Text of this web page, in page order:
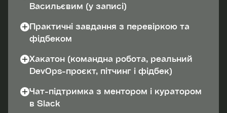
Васильєвим (у записі)
Практичні завдання з перевіркою та
фідбеком
Хакатон (командна робота, реальний
DevOps-проєкт, пітчинг і фідбек)
Чат-підтримка з ментором і куратором
в Slack